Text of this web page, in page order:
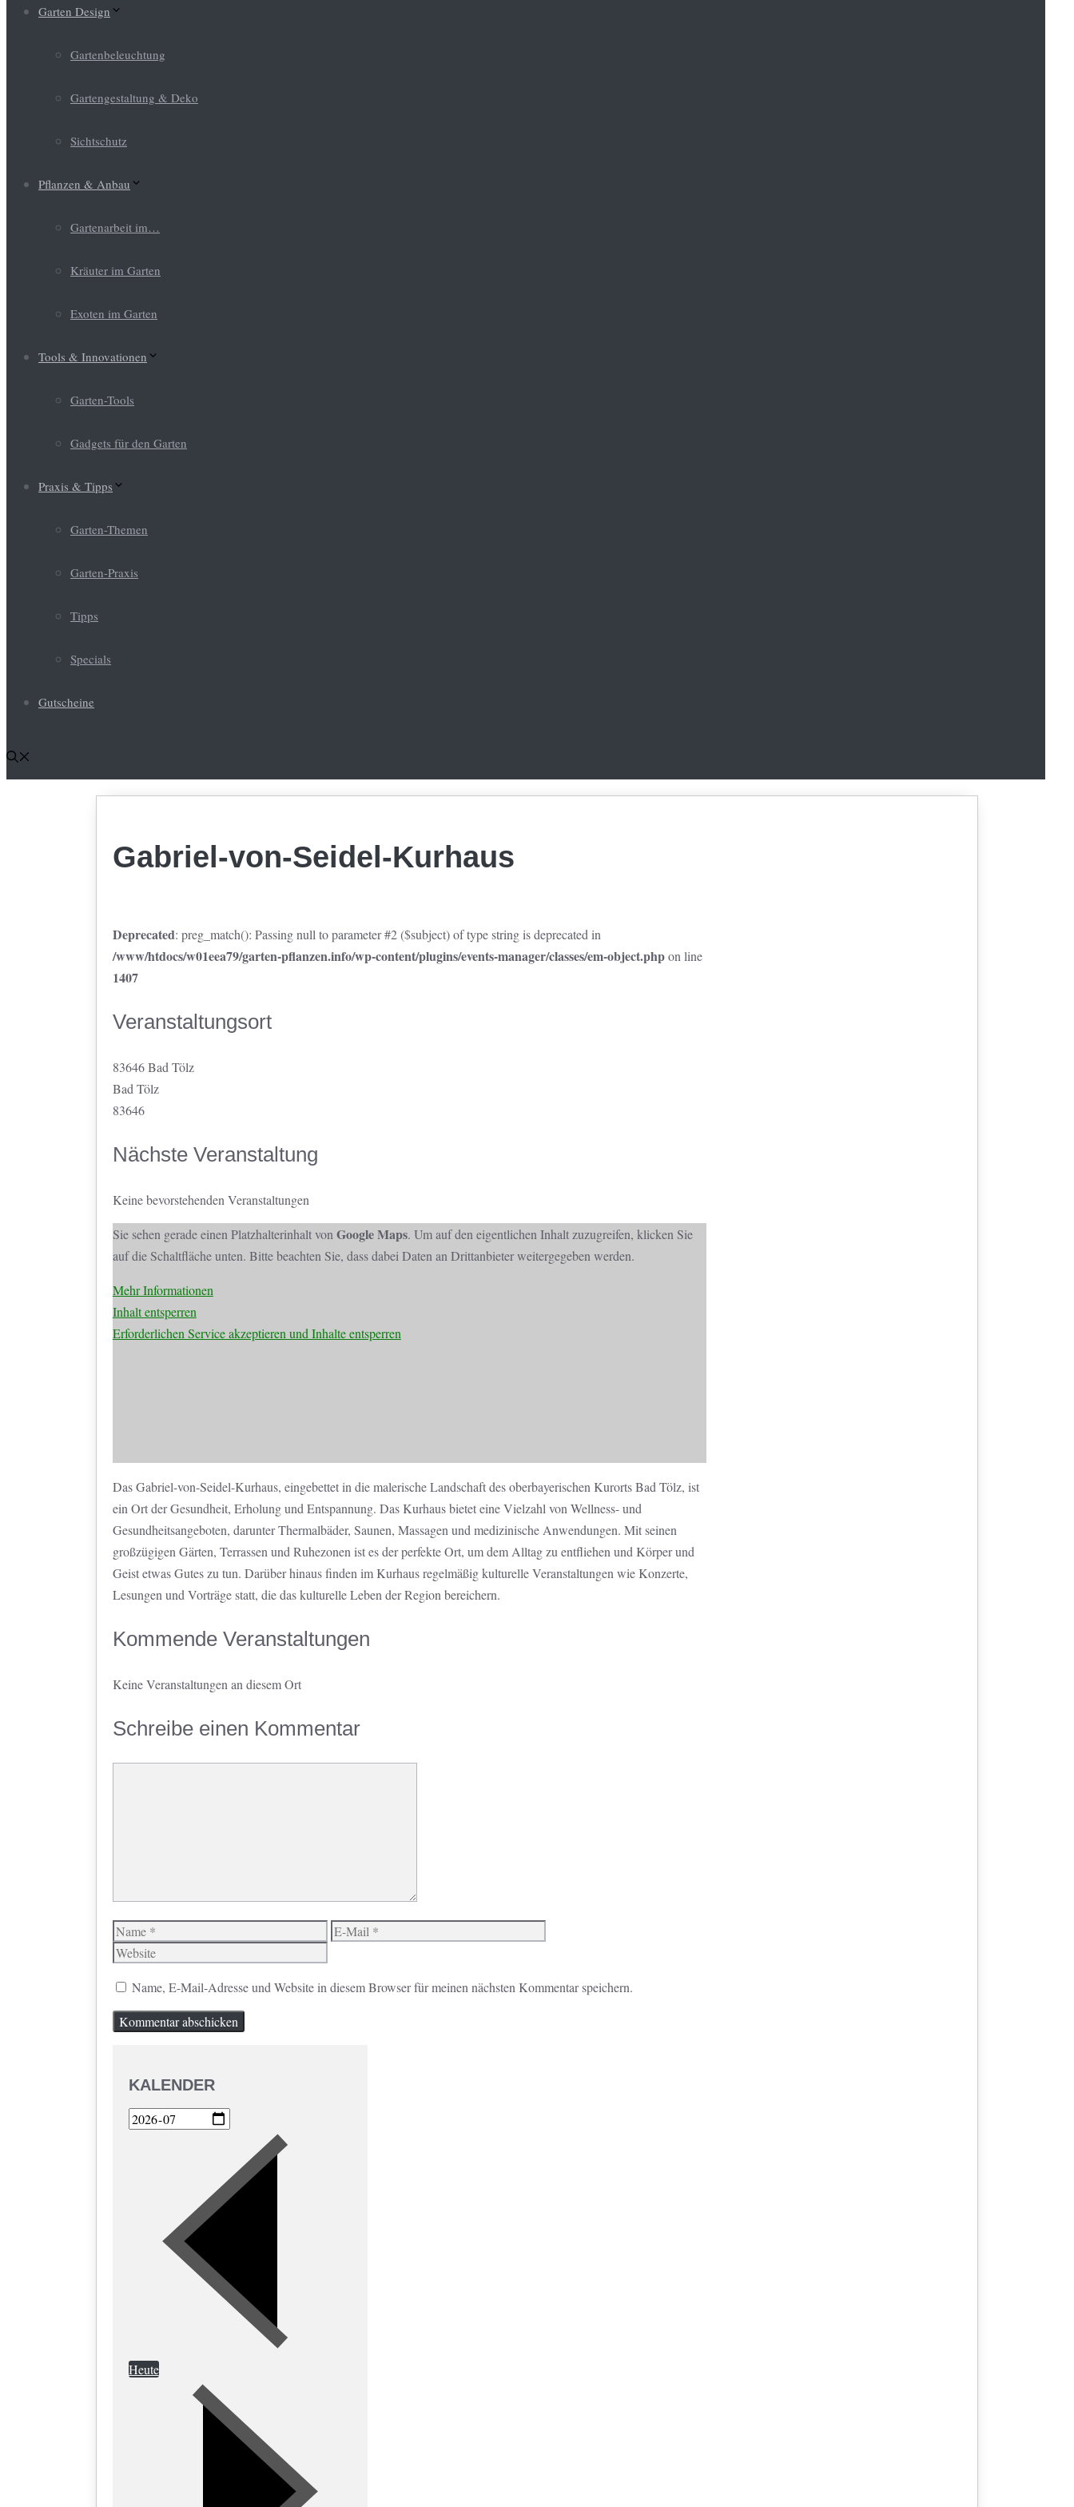
Garten Design
Gartenbeleuchtung
Gartengestaltung & Deko
Sichtschutz
Pflanzen & Anbau
Gartenarbeit im…
Kräuter im Garten
Exoten im Garten
Tools & Innovationen
Garten-Tools
Gadgets für den Garten
Praxis & Tipps
Garten-Themen
Garten-Praxis
Tipps
Specials
Gutscheine
Gabriel-von-Seidel-Kurhaus
Deprecated: preg_match(): Passing null to parameter #2 ($subject) of type string is deprecated in
/www/htdocs/w01eea79/garten-pflanzen.info/wp-content/plugins/events-manager/classes/em-object.phpon line
1407
Veranstaltungsort
83646 Bad Tölz
Bad Tölz
83646
Nächste Veranstaltung
Keine bevorstehenden Veranstaltungen
Sie sehen gerade einen Platzhalterinhalt von Google Maps. Um auf den eigentlichen Inhalt zuzugreifen, klicken Sie
auf die Schaltfläche unten. Bitte beachten Sie, dass dabei Daten an Drittanbieter weitergegeben werden.
Mehr Informationen
Inhalt entsperren
Erforderlichen Service akzeptieren und Inhalte entsperren
Das Gabriel-von-Seidel-Kurhaus, eingebettet in die malerische Landschaft des oberbayerischen Kurorts Bad Tölz, ist
ein Ort der Gesundheit, Erholung und Entspannung. Das Kurhaus bietet eine Vielzahl von Wellness- und
Gesundheitsangeboten, darunter Thermalbäder, Saunen, Massagen und medizinische Anwendungen. Mit seinen
großzügigen Gärten, Terrassen und Ruhezonen ist es der perfekte Ort, um dem Alltag zu entfliehen und Körper und
Geist etwas Gutes zu tun. Darüber hinaus finden im Kurhaus regelmäßig kulturelle Veranstaltungen wie Konzerte,
Lesungen und Vorträge statt, die das kulturelle Leben der Region bereichern.
Kommende Veranstaltungen
Keine Veranstaltungen an diesem Ort
Schreibe einen Kommentar
Name
E-
Name, E-Mail-Adresse und Website in diesem Browser für meinen nächsten Kommentar speichern.
KALENDER
Heute